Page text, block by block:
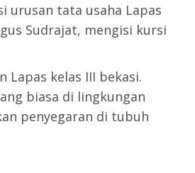
urusan tata usaha Lapas
Sudrajat, mengisi kursi
kelas III bekasi.
biasa di lingkungan
penyegaran di tubuh